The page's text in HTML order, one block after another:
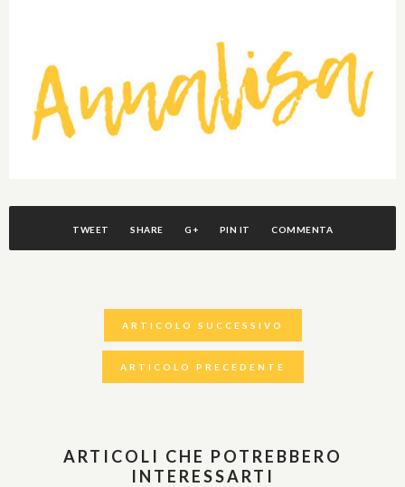
TWEET SHARE G+ PIN IT COMMENTA
ARTICOLO SUCCESSIVO
ARTICOLO PRECEDENTE
ARTICOLI CHE POTREBBERO
INTERESSARTI